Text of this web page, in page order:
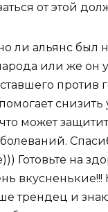
от этой
ли альянс был
или же он
против
снизить
может
Готовьте на
вкусненькие!!!
трендец и